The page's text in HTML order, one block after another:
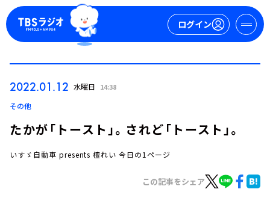
ログイン
2022.01.12 水曜日 14:38
その他
たかが「トースト」。されど「トースト」。
いすゞ自動車 presents 檀れい 今日の1ページ
この記事をシェア